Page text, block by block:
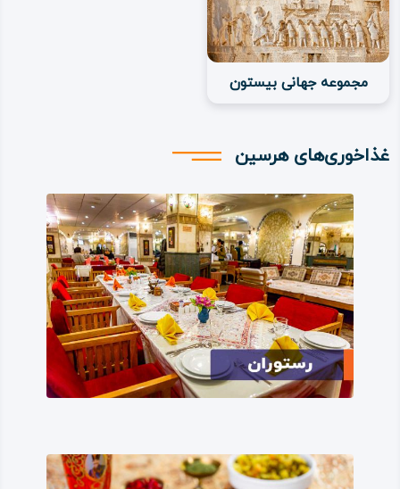
آثار و جاذبه‌های گردشگری در شهرستان هرسین از چنان
فراوانی و تنوعی برخوردار است که این شهرستان را به قطب
گردشگری تاریخی و طبیعی تبدیل کرده است و به راستی
در بخش گردشگری طبیعی – تفریحی، از سرآمدان این حوزه و
یکی از پربازدیدترین شهرستان‌های استان کرمانشاه است.
افزون بر مجموعه میراث بیستون که ثبت جهانی شده و مشتمل
بر جاذبه‌های متعدد گردشگری است، نمونه‌های دیگر از
جاذبه‌های شهرستان هرسین عبارتند از: قلعه سرماج، گوردخمه
برناج، پل چهر، پل خسرو، گوردخمه سرخ‌ده، تپه گنج‌ دره،
گوردخمه اسحاق‌‌وند، سراب برناج، غارهای مرخر، مرتاریک،
مرآفتاب و مردودر، حوض سنگی، فرای تاش و… .
شهرستان هرسین از نظر زبان، باورها و دیگر نمادهای فرهنگی
مجموعه جهانی بیستون
غذاخوری‌‌های هرسین